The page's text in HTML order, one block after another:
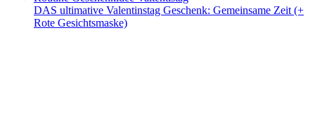
DAS ultimative Valentinstag Geschenk: Gemeinsame Zeit (+
Rote Gesichtsmaske)